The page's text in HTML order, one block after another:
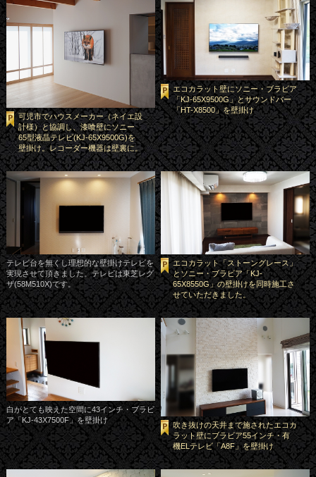
可児市でハウスメーカー（ネイエ設
計様）と協調し、漆喰壁にソニー
65型液晶テレビ(KJ-65X9500G)を
壁掛け。レコーダー機器は壁裏に。
エコカラット壁にソニー・ブラビア
「KJ-65X9500G」とサウンドバー
「HT-X8500」を壁掛け
テレビ台を無くし理想的な壁掛けテレビを
実現させて頂きました。テレビは東芝レグ
ザ(58M510X)です。
エコカラット「ストーングレース」
とソニー・ブラビア「KJ-
65X8550G」の壁掛けを同時施工さ
せていただきました。
白がとても映えた空間に43インチ・ブラビ
ア「KJ-43X7500F」を壁掛け
吹き抜けの天井まで施されたエコカ
ラット壁にブラビア55インチ・有
機ELテレビ「A8F」を壁掛け